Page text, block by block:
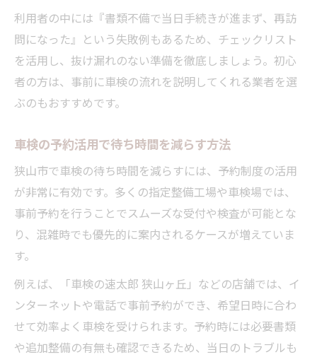
車検完了までのスマートな段取り術
車検後の納車までに気をつけるポイント
利用者の中には『書類不備で当日手続きが進まず、再訪
問になった』という失敗例もあるため、チェックリスト
を活用し、抜け漏れのない準備を徹底しましょう。初心
者の方は、事前に車検の流れを説明してくれる業者を選
ぶのもおすすめです。
車検の予約活用で待ち時間を減らす方法
狭山市で車検の待ち時間を減らすには、予約制度の活用
が非常に有効です。多くの指定整備工場や車検場では、
事前予約を行うことでスムーズな受付や検査が可能とな
り、混雑時でも優先的に案内されるケースが増えていま
す。
例えば、「車検の速太郎 狭山ヶ丘」などの店舗では、イ
ンターネットや電話で事前予約ができ、希望日時に合わ
せて効率よく車検を受けられます。予約時には必要書類
や追加整備の有無も確認できるため、当日のトラブルも